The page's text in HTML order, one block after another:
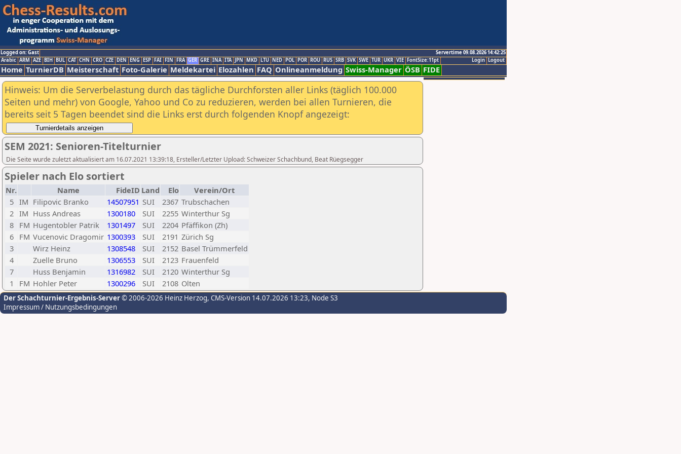
Logged on: Gast
Servertime 09.08.2026 14:42:25
Logout
Login
Arabic ARM AZE BIH BUL CAT CHN CRO CZE DEN ENG ESP FAI FIN FRA GER GRE INA ITA JPN MKD LTU NED POL POR ROU RUS SRB SVK SWE TUR UKR VIE FontSize:11pt
Home TurnierDB Meisterschaft Foto-Galerie Meldekartei Elozahlen FAQ Onlineanmeldung Swiss-Manager ÖSB FIDE
Hinweis: Um die Serverbelastung durch das tägliche Durchforsten aller Links (täglich 100.000
Seiten und mehr) von Google, Yahoo und Co zu reduzieren, werden bei allen Turnieren, die
bereits seit 5 Tagen beendet sind die Links erst durch folgenden Knopf angezeigt:
SEM 2021: Senioren-Titelturnier
Die Seite wurde zuletzt aktualisiert am 16.07.2021 13:39:18, Ersteller/Letzter Upload: Schweizer Schachbund, Beat Rüegsegger
Spieler nach Elo sortiert
Nr. Name FideID Land Elo
Verein/Ort
5 IM Filipovic Branko 14507951 SUI 2367 Trubschachen
2 IM Huss Andreas 1300180 SUI 2255 Winterthur Sg
8
FM Hugentobler Patrik 1301497 SUI 2204 Pfäffikon (Zh)
6
FM Vucenovic Dragomir 1300393 SUI 2191 Zürich Sg
3
Wirz Heinz 1308548 SUI 2152 Basel Trümmerfeld
4
Zuelle Bruno 1306553 SUI 2123 Frauenfeld
7
Huss Benjamin 1316982 SUI 2120 Winterthur Sg
1
FM Hohler Peter 1300296 SUI 2108 Olten
Der Schachturnier-Ergebnis-Server© 2006-2026 Heinz Herzog, CMS-Version 14.07.2026 13:23, Node S3
Impressum / Nutzungsbedingungen